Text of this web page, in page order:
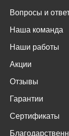
Вопросы и
Наша команда
Наши работы
Акции
Отзывы
Гарантии
Сертификаты